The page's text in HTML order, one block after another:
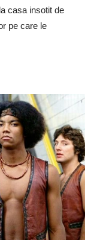
casa insotit de
pe care le